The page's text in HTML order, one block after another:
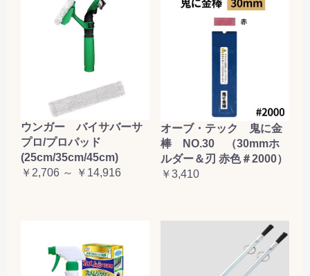
ウンガー バイサバーサ
プロ/プロパッド
(25cm/35cm/45cm)
￥2,706 ～ ￥14,916
オーブ・テック 鬼に金
棒 NO.30 （30mmホ
ルダー＆刃 赤色＃2000）
￥3,410